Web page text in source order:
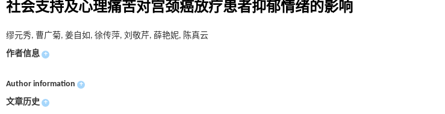
社会支持及心理痛苦对宫颈癌放疗患者抑郁情绪的影响
缪元秀, 曹广菊, 姜自如, 徐传萍, 刘敬芹, 薛艳妮, 陈真云
作者信息 +
Author information +
文章历史 +